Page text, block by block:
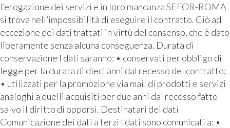
l’erogazione dei servizi e in loro mancanza SEFOR-ROMA
si trova nell’impossibilità di eseguire il contratto. Ciò ad
eccezione dei dati trattati in virtù del consenso, che è dato
liberamente senza alcuna conseguenza. Durata di
conservazione I dati saranno: • conservati per obbligo di
legge per la durata di dieci anni dal recesso del contratto;
• utilizzati per la promozione via mail di prodotti e servizi
analoghi a quelli acquisiti per due anni dal recesso fatto
salvo il diritto di opporsi. Destinatari dei dati
Comunicazione dei dati a terzi I dati sono comunicati a: •